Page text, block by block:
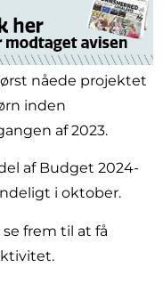
nåede projektet
inden
af 2023.
af Budget 2024-
i oktober.
frem til at få